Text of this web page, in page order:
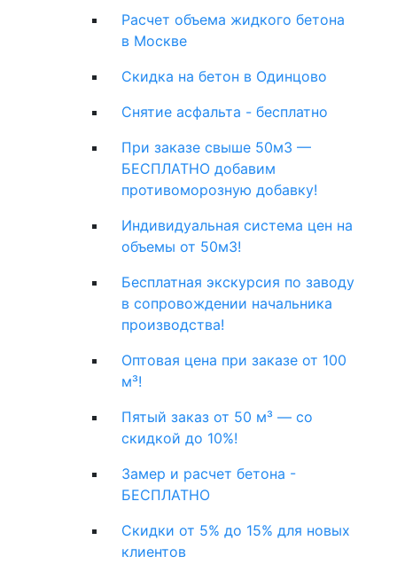
Расчет объема жидкого бетона
в Москве
Скидка на бетон в Одинцово
Снятие асфальта - бесплатно
При заказе свыше 50м3 —
БЕСПЛАТНО добавим
противоморозную добавку!
Индивидуальная система цен на
объемы от 50м3!
Бесплатная экскурсия по заводу
в сопровождении начальника
производства!
Оптовая цена при заказе от 100
м³!
Пятый заказ от 50 м³ — со
скидкой до 10%!
Замер и расчет бетона -
БЕСПЛАТНО
Скидки от 5% до 15% для новых
клиентов